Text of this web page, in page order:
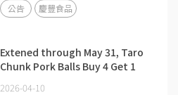
公告 慶豐食品
Extened through May 31, Taro
Chunk Pork Balls Buy 4 Get 1
2026-04-10